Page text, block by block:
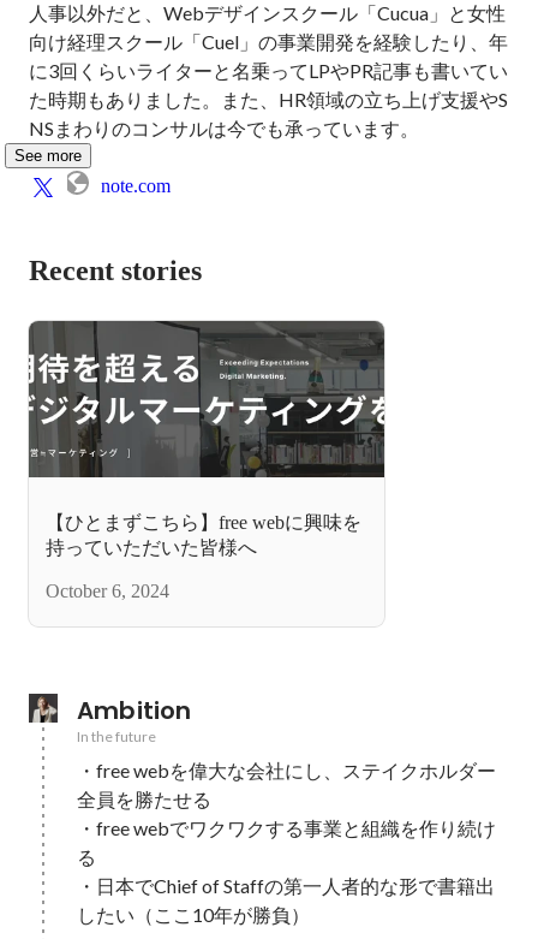
人事以外だと、Webデザインスクール「Cucua」と女性
向け経理スクール「Cuel」の事業開発を経験したり、年
に3回くらいライターと名乗ってLPやPR記事も書いてい
た時期もありました。また、HR領域の立ち上げ支援やS
NSまわりのコンサルは今でも承っています。
See more
note.com
Recent stories
【ひとまずこちら】free webに興味を
持っていただいた皆様へ
October 6, 2024
Ambition
In the future
・free webを偉大な会社にし、ステイクホルダー
全員を勝たせる
・free webでワクワクする事業と組織を作り続け
る
・日本でChief of Staffの第一人者的な形で書籍出
したい（ここ10年が勝負）